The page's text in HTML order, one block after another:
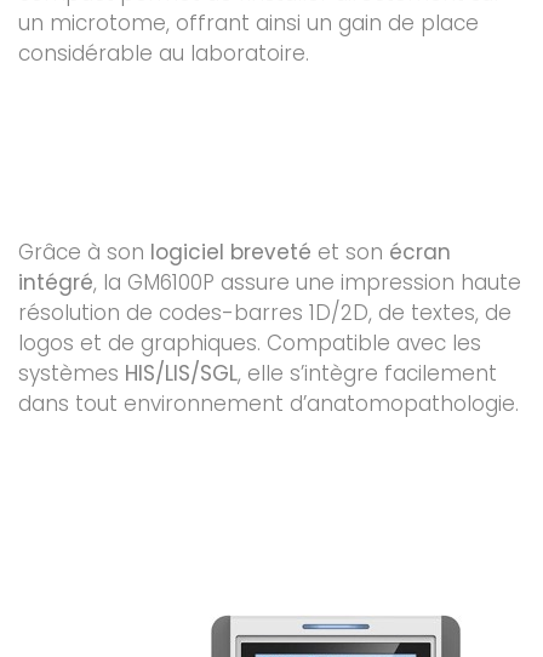
un microtome, offrant ainsi un gain de place
considérable au laboratoire.
Grâce à son logiciel breveté et son écran
intégré, la GM6100P assure une impression haute
résolution de codes-barres 1D/2D, de textes, de
logos et de graphiques. Compatible avec les
systèmes HIS/LIS/SGL, elle s’intègre facilement
dans tout environnement d’anatomopathologie.